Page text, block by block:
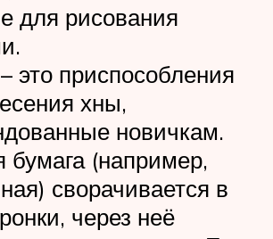
для рисования
это приспособления
хны,
новичкам.
бумага (например,
сворачивается в
через неё